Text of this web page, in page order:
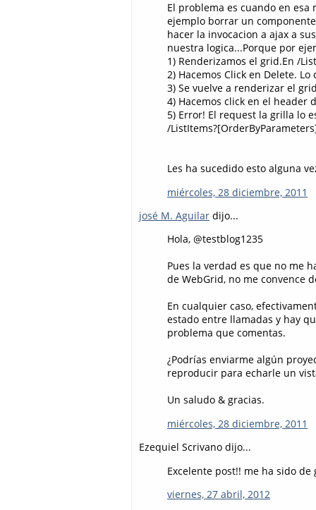
El problema es cuando en
ejemplo borrar un
hacer la invocacion a ajax a
nuestra logica...Porque por
1) Renderizamos el grid.En /
2) Hacemos Click en Delete.
3) Se vuelve a renderizar el
4) Hacemos click en el
5) Error! El request la grilla lo
/
Les ha sucedido esto alguna
miércoles, 28 diciembre, 2011
josé M. Aguilar dijo...
Hola, @testblog1235
Pues la verdad es que no me
de WebGrid, no me convence
En cualquier caso,
estado entre llamadas y hay
problema que comentas.
¿Podrías enviarme algún
reproducir para echarle un
Un saludo & gracias.
miércoles, 28 diciembre, 2011
Ezequiel Scrivano dijo...
Excelente post!! me ha sido
viernes, 27 abril, 2012